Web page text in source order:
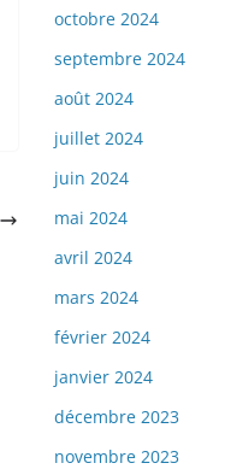
octobre 2024
septembre 2024
août 2024
juillet 2024
juin 2024
mai 2024
avril 2024
mars 2024
février 2024
janvier 2024
décembre 2023
novembre 2023